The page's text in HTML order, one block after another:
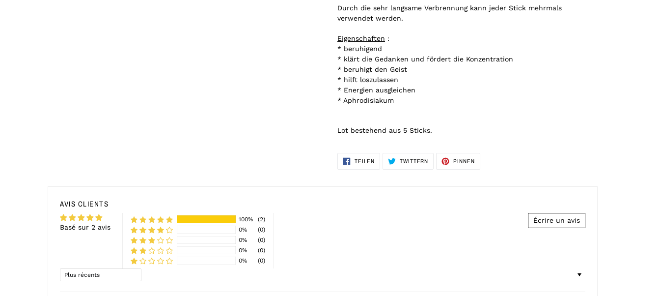
Durch die sehr langsame Verbrennung kann jeder Stick mehrmals
verwendet werden.
Eigenschaften :
* beruhigend
* klärt die Gedanken und fördert die Konzentration
* beruhigt den Geist
* hilft loszulassen
* Energien ausgleichen
* Aphrodisiakum
Lot bestehend aus 5 Sticks.
TEILENAUF
FACEBOOK
TWITTERN
TWITTER
PINNEN
AVIS CLIENTS
Basé sur 2 avis
Écrire un avis
100%
(2)
0%
(0)
0%
(0)
0%
(0)
0%
(0)
Sort by